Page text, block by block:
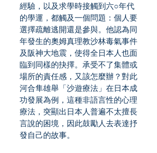
經驗，以及求學時接觸到六○年代
的學運，都觸及一個問題：個人要
選擇疏離逃開還是參與。他認為同
年發生的奧姆真理教沙林毒氣事件
及阪神大地震，使得全日本人也面
臨到同樣的抉擇。承受不了集體或
場所的責任感，又該怎麼辦？對此
河合隼雄舉「沙遊療法」在日本成
功發展為例，這種非語言性的心理
療法，突顯出日本人普遍不太擅長
言說的困境，因此鼓勵人去表達抒
發自己的故事。